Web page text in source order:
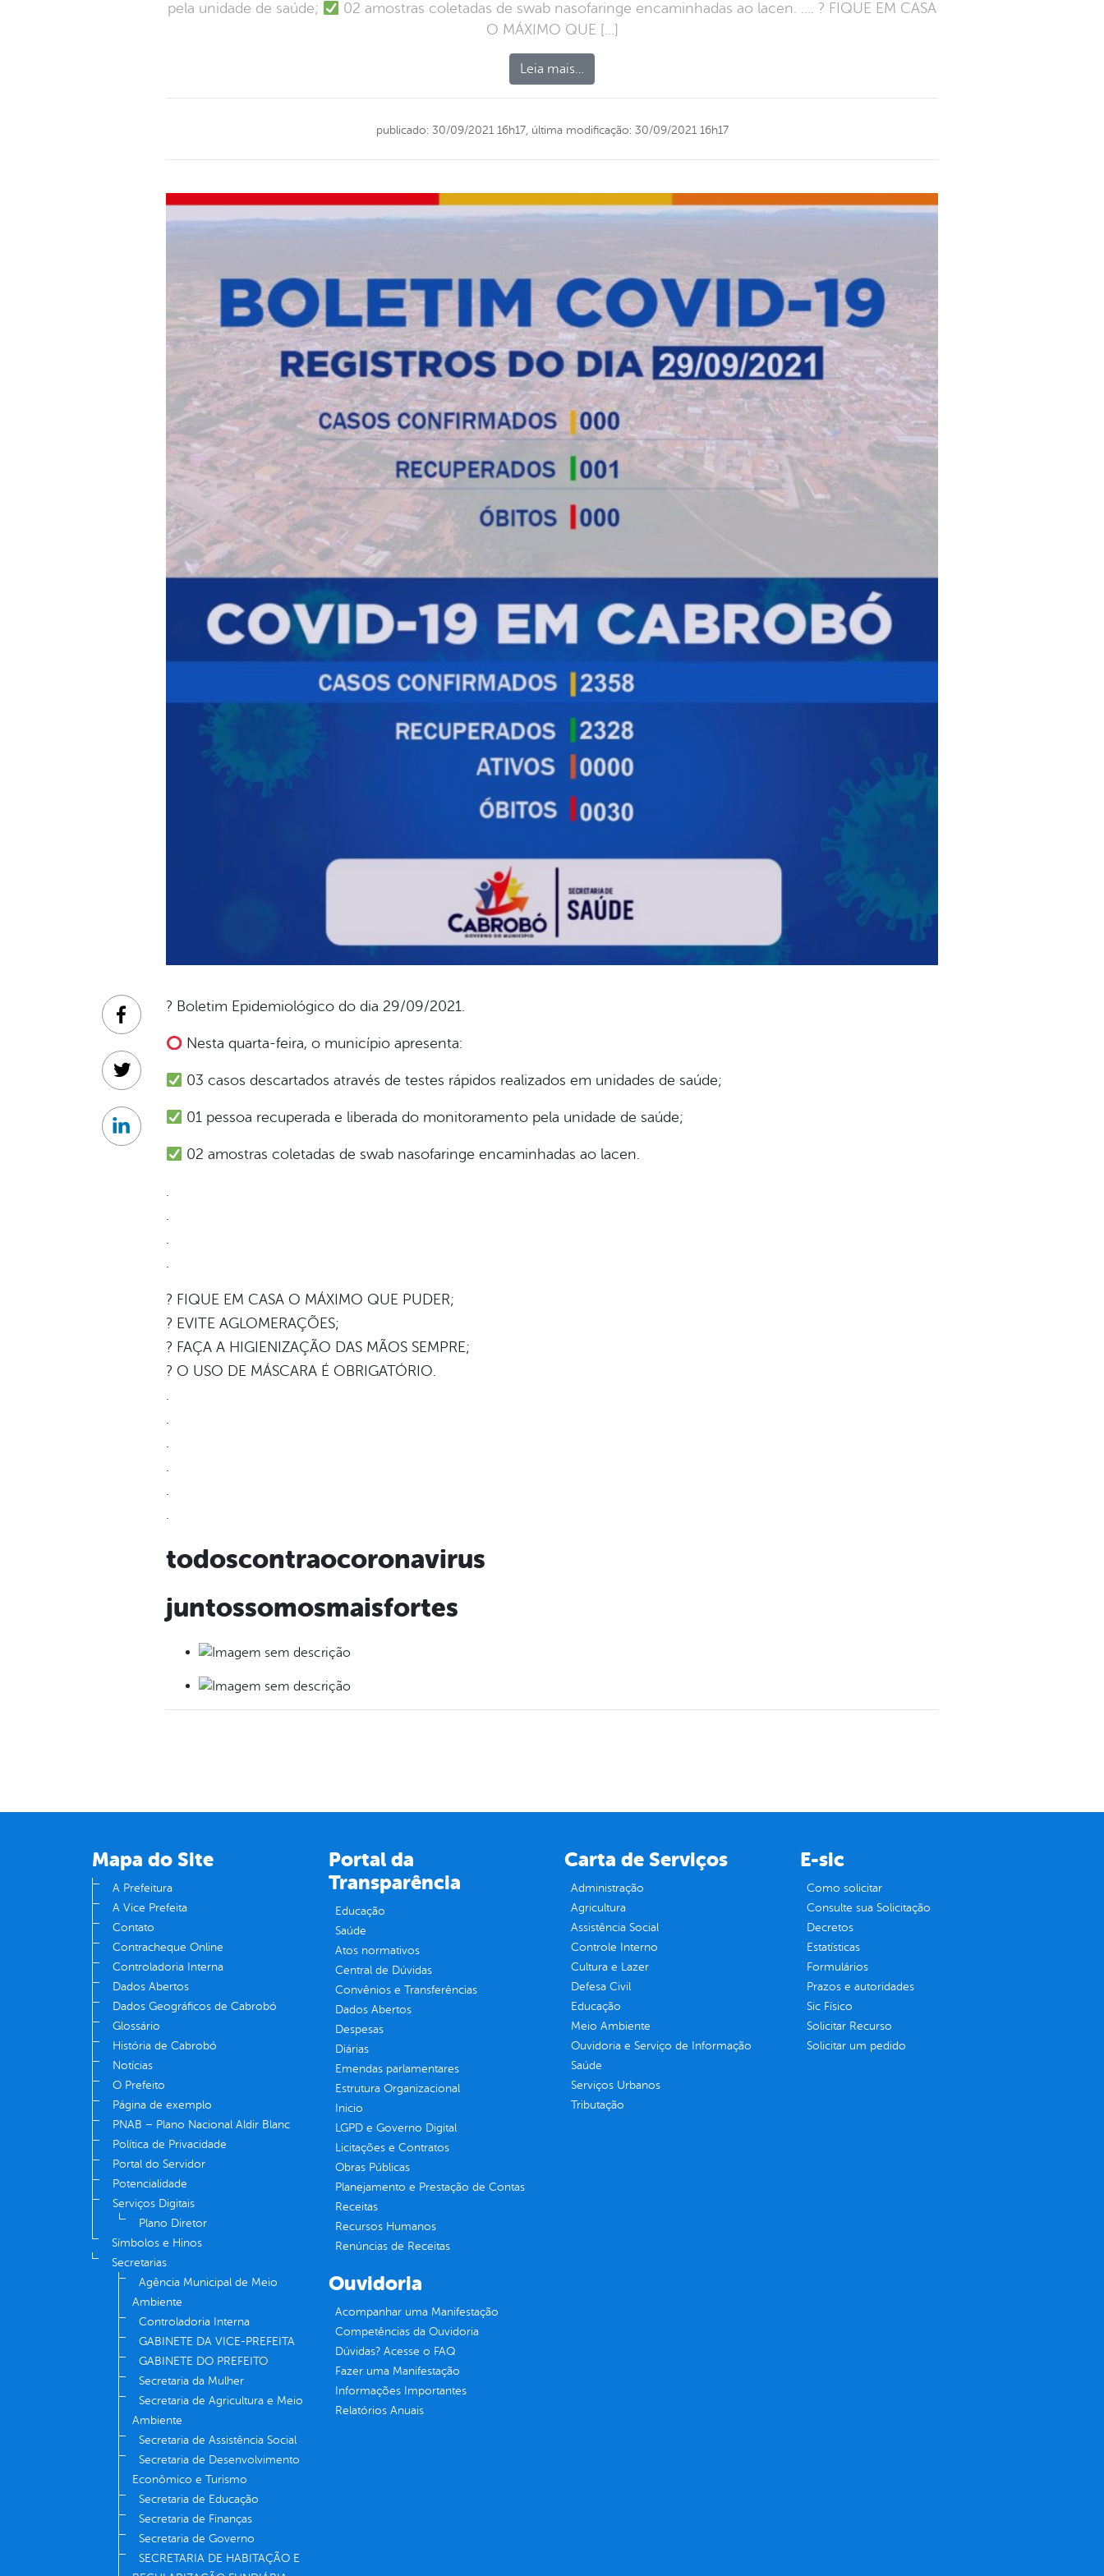
pela unidade de saúde;
02 amostras coletadas de swab nasofaringe encaminhadas ao lacen. …. ? FIQUE EM CASA
O MÁXIMO QUE […]
Leia mais…
publicado: 30/09/2021 16h17, última modificação: 30/09/2021 16h17
? Boletim Epidemiológico do dia 29/09/2021.
Nesta quarta-feira, o município apresenta:
03 casos descartados através de testes rápidos realizados em unidades de saúde;
01 pessoa recuperada e liberada do monitoramento pela unidade de saúde;
02 amostras coletadas de swab nasofaringe encaminhadas ao lacen.
.
.
.
.
? FIQUE EM CASA O MÁXIMO QUE PUDER;
? EVITE AGLOMERAÇÕES;
? FAÇA A HIGIENIZAÇÃO DAS MÃOS SEMPRE;
? O USO DE MÁSCARA É OBRIGATÓRIO.
.
.
.
.
.
.
todoscontraocoronavirus
juntossomosmaisfortes
Facebook
Twitter
Linkedin
Mapa do Site
A Prefeitura
A Vice Prefeita
Contato
Contracheque Online
Controladoria Interna
Dados Abertos
Dados Geográficos de Cabrobó
Glossário
História de Cabrobó
Notícias
O Prefeito
Página de exemplo
PNAB – Plano Nacional Aldir Blanc
Política de Privacidade
Portal do Servidor
Potencialidade
Serviços Digitais
Plano Diretor
Símbolos e Hinos
Secretarias
Agência Municipal de Meio
Ambiente
Controladoria Interna
GABINETE DA VICE-PREFEITA
GABINETE DO PREFEITO
Secretaria da Mulher
Secretaria de Agricultura e Meio
Ambiente
Secretaria de Assistência Social
Secretaria de Desenvolvimento
Econômico e Turismo
Secretaria de Educação
Secretaria de Finanças
Secretaria de Governo
SECRETARIA DE HABITAÇÃO E
Portal da
Transparência
Educação
Saúde
Atos normativos
Central de Dúvidas
Convênios e Transferências
Dados Abertos
Despesas
Diárias
Emendas parlamentares
Estrutura Organizacional
Inicio
LGPD e Governo Digital
Licitações e Contratos
Obras Públicas
Planejamento e Prestação de Contas
Receitas
Recursos Humanos
Renúncias de Receitas
Carta de Serviços
Administração
Agricultura
Assistência Social
Controle Interno
Cultura e Lazer
Defesa Civil
Educação
Meio Ambiente
Ouvidoria e Serviço de Informação
Saúde
Serviços Urbanos
Tributação
E-sic
Como solicitar
Consulte sua Solicitação
Decretos
Estatísticas
Formulários
Prazos e autoridades
Sic Físico
Solicitar Recurso
Solicitar um pedido
Ouvidoria
Acompanhar uma Manifestação
Competências da Ouvidoria
Dúvidas? Acesse o FAQ
Fazer uma Manifestação
Informações Importantes
Relatórios Anuais